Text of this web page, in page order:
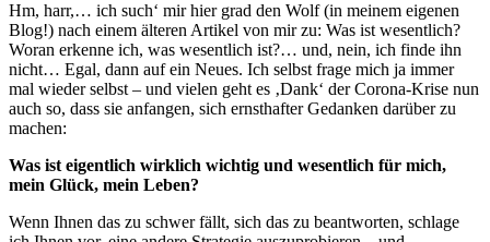
Hm, harr,… ich such‘ mir hier grad den Wolf (in meinem eigenen
Blog!) nach einem älteren Artikel von mir zu: Was ist wesentlich?
Woran erkenne ich, was wesentlich ist?… und, nein, ich finde ihn
nicht… Egal, dann auf ein Neues. Ich selbst frage mich ja immer
mal wieder selbst – und vielen geht es ‚Dank‘ der Corona-Krise nun
auch so, dass sie anfangen, sich ernsthafter Gedanken darüber zu
machen:
Was ist eigentlich wirklich wichtig und wesentlich für mich,
mein Glück, mein Leben?
Wenn Ihnen das zu schwer fällt, sich das zu beantworten, schlage